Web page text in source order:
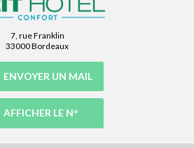
7, rue Franklin
33000 Bordeaux
ENVOYER UN MAIL
AFFICHER LE N°